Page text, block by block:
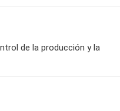
de la producción y la